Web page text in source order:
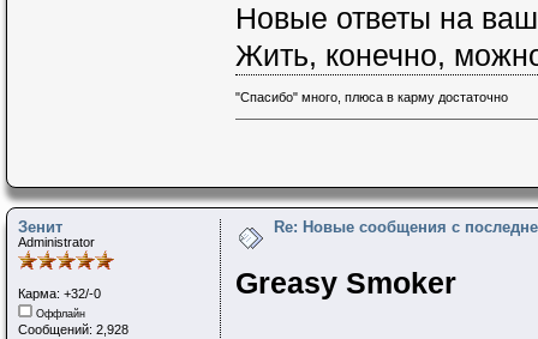
Новые ответы на
Жить, конечно,
"Спасибо" много, плюса в карму достаточно
Зенит
Administrator
Карма: +32/-0
Оффлайн
Сообщений: 2,928
Re: Новые сообщения с
Greasy Smoker